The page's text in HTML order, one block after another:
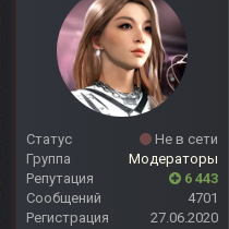
Статус
Не в сети
Группа
Модераторы
Репутация
6 443
Сообщений
4701
Регистрация
27.06.2020